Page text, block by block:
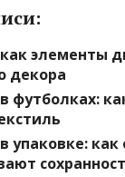
элементы
декора
футболках:
упаковке: как